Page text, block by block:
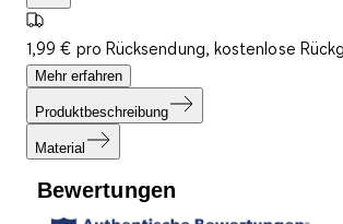
1,99 € pro Rücksendung, kostenlose
Mehr erfahren
Produktbeschreibung
Material
Bewertungen